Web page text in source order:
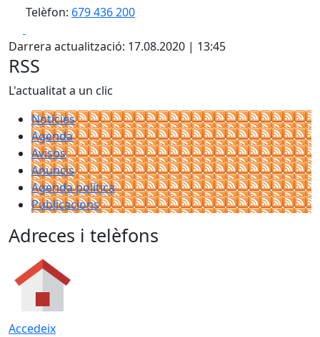
Telèfon: 679 436 200
Darrera actualització: 17.08.2020 | 13:45
RSS
L'actualitat a un clic
Notícies
Agenda
Avisos
Anuncis
Agenda política
Publicacions
Adreces i telèfons
Accedeix